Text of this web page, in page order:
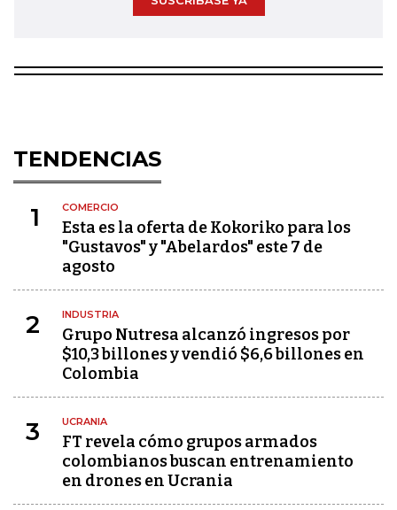
TENDENCIAS
1 COMERCIO
Esta es la oferta de Kokoriko para los
"Gustavos" y "Abelardos" este 7 de
agosto
2 INDUSTRIA
Grupo Nutresa alcanzó ingresos por
$10,3 billones y vendió $6,6 billones en
Colombia
3 UCRANIA
FT revela cómo grupos armados
colombianos buscan entrenamiento
en drones en Ucrania